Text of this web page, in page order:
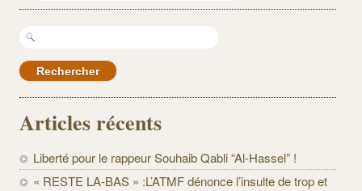
Rechercher :
Articles récents
Liberté pour le rappeur Souhaib Qabli “Al-Hassel” !
« RESTE LA-BAS » :L’ATMF dénonce l’insulte de trop et